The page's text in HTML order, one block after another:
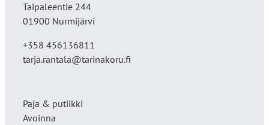
Taipaleentie 244
01900 Nurmijärvi
+358 456136811
tarja.rantala@tarinakoru.fi
Paja & putiikki
Avoinna